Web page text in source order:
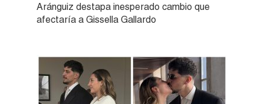
Aránguiz destapa inesperado cambio que
afectaría a Gissella Gallardo